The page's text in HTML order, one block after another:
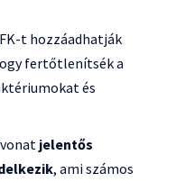
t hozzáadhatják
fertőtlenítsék a
és
jelentős
, ami számos